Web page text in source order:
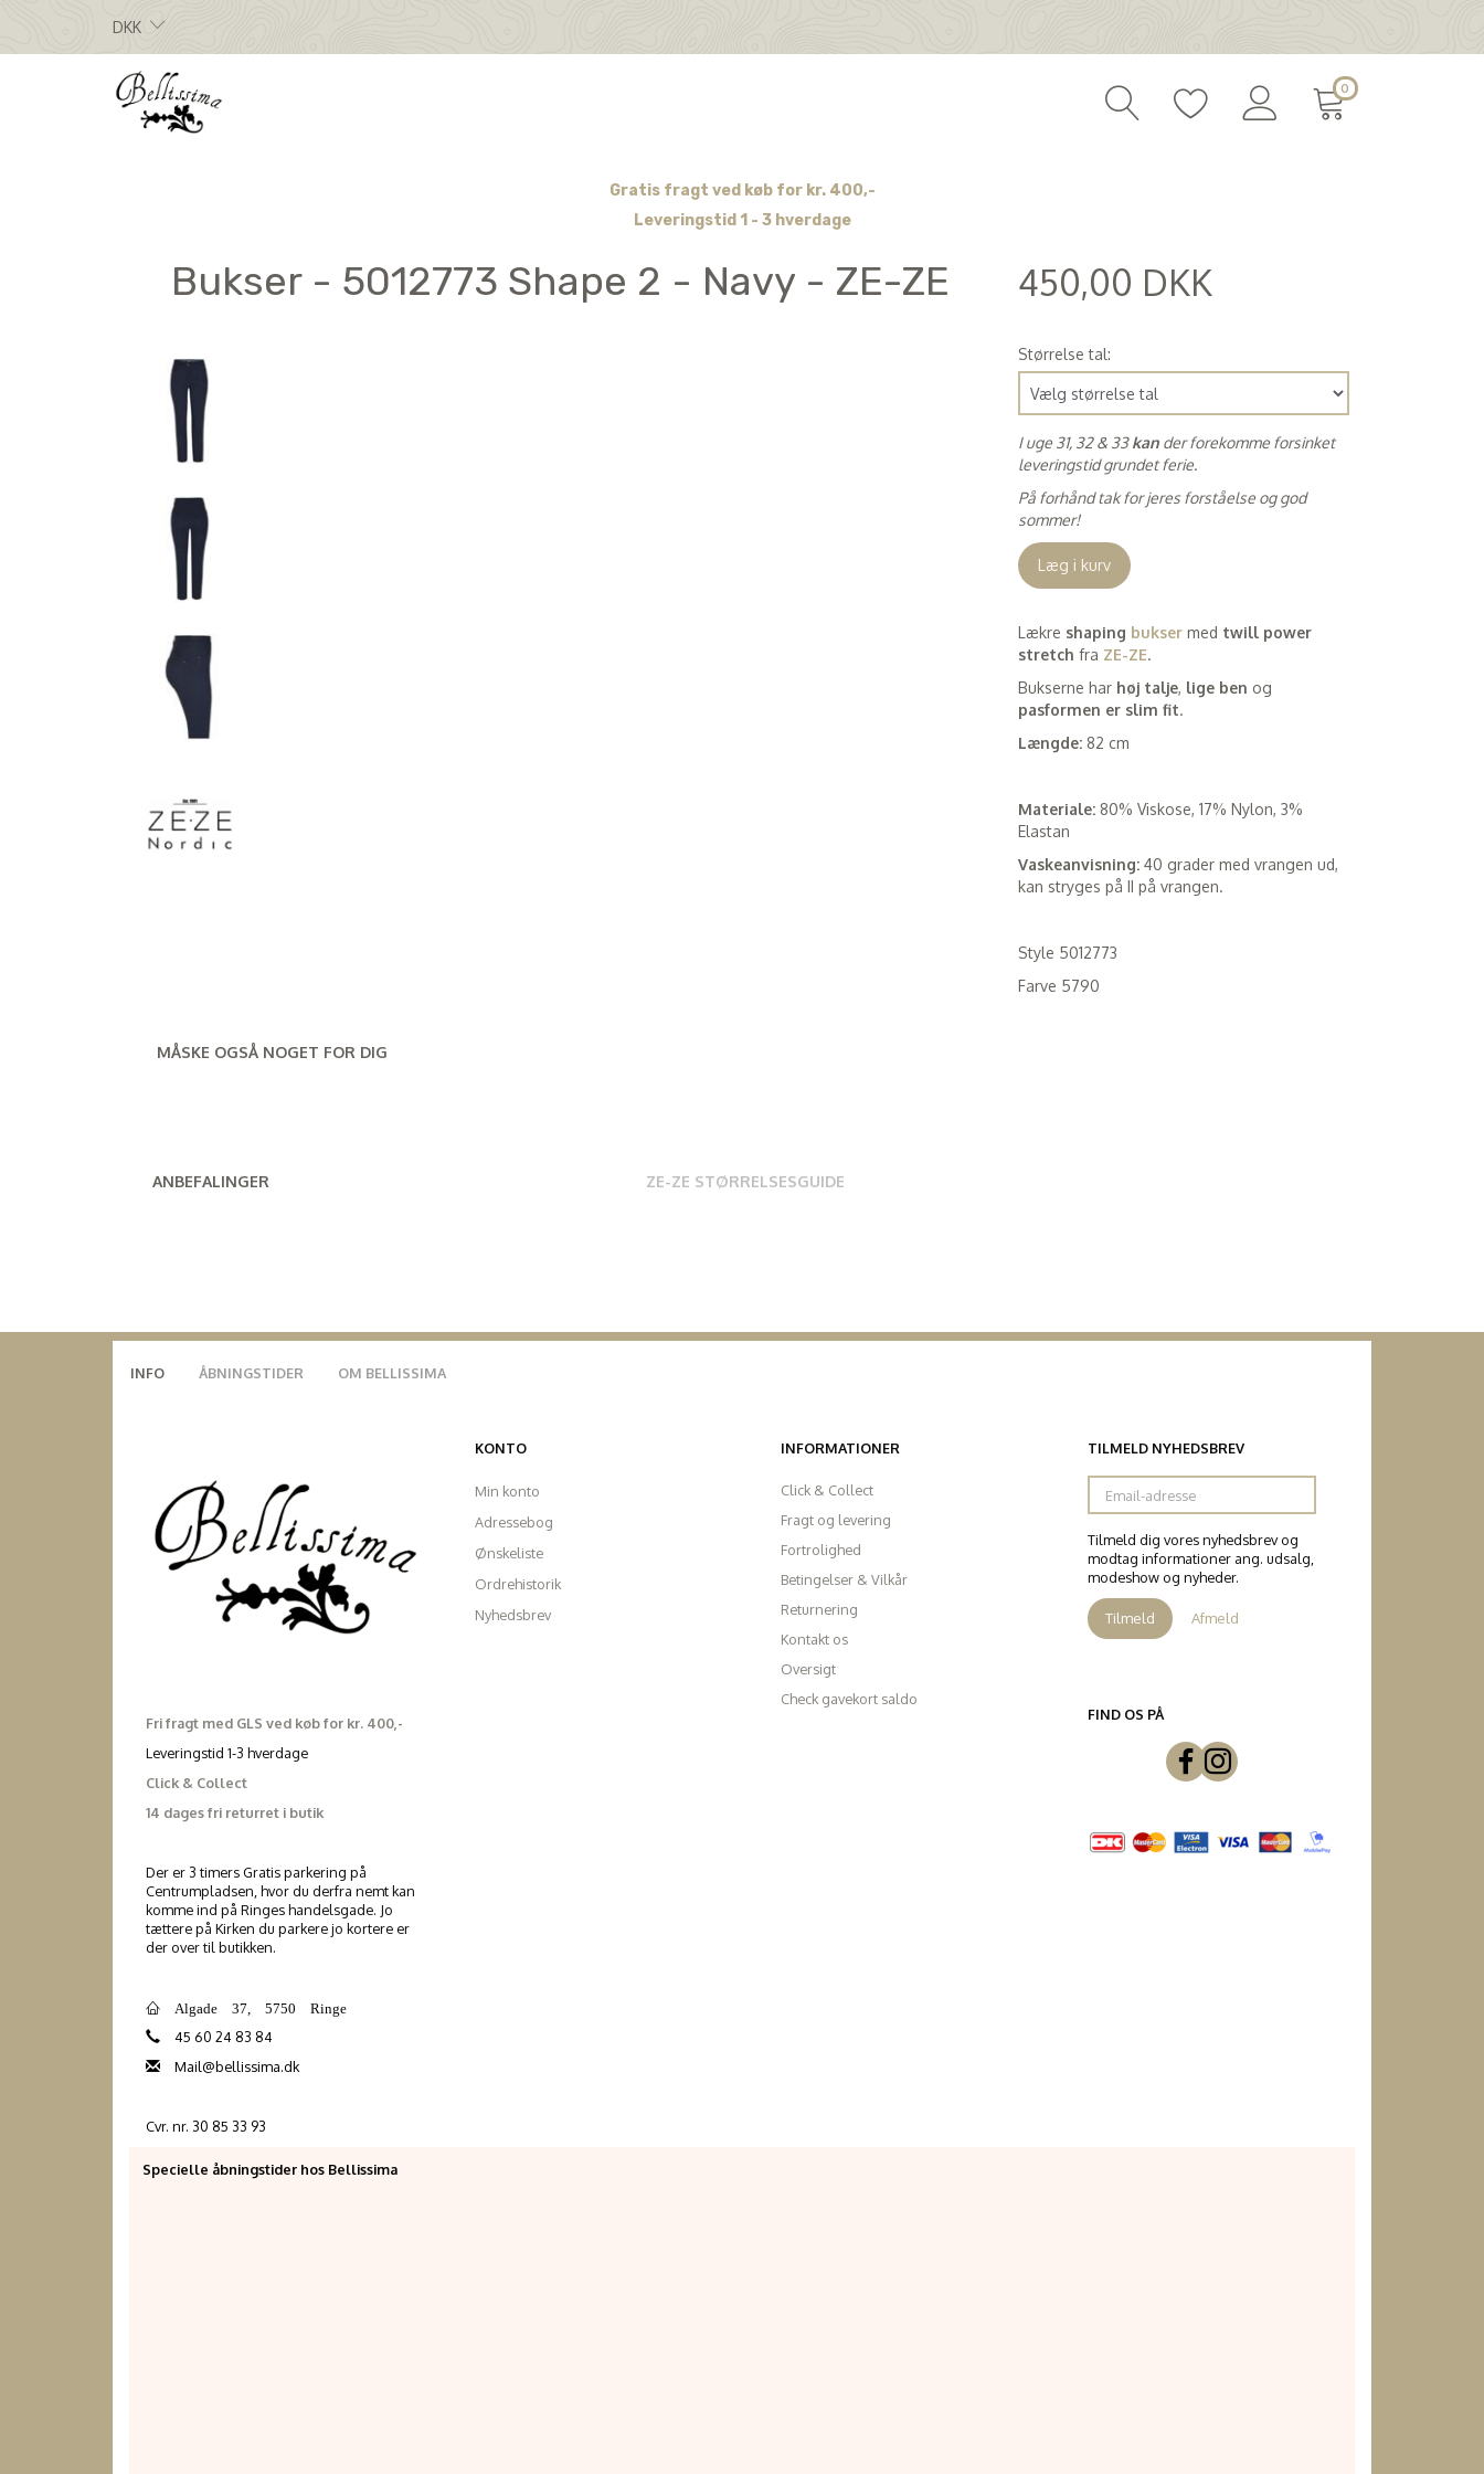
DKK
0
Gratis fragt ved køb for kr. 400,-
Leveringstid 1 - 3 hverdage
Bukser - 5012773 Shape 2 - Navy - ZE-ZE 450,00 DKK
Størrelse tal:
I uge 31, 32 & 33kan der forekomme forsinket
leveringstid grundet ferie.
På forhånd tak for jeres forståelse og god
sommer!
Læg i kurv
Lækre shaping bukser med twill power
stretch fra ZE-ZE.
Bukserne har høj talje, lige ben og
pasformen er slim fit.
Længde: 82 cm
Materiale: 80% Viskose, 17% Nylon, 3%
Elastan
Vaskeanvisning: 40 grader med vrangen ud,
kan stryges på II på vrangen.
Style 5012773
Farve 5790
MÅSKE OGSÅ NOGET FOR DIG
ANBEFALINGER ZE-ZE STØRRELSESGUIDE
INFO ÅBNINGSTIDER OM BELLISSIMA
Fri fragt med GLS ved køb for kr. 400,-
Leveringstid 1-3 hverdage
Click & Collect
14 dages fri returret i butik
Der er 3 timers Gratis parkering på
Centrumpladsen, hvor du derfra nemt kan
komme ind på Ringes handelsgade. Jo
tættere på Kirken du parkere jo kortere er
der over til butikken.
Algade 37, 5750 Ringe
45 60 24 83 84
Mail@bellissima.dk
Cvr. nr. 30 85 33 93
KONTO
Min konto
Adressebog
Ønskeliste
Ordrehistorik
Nyhedsbrev
INFORMATIONER
Click & Collect
Fragt og levering
Fortrolighed
Betingelser & Vilkår
Returnering
Kontakt os
Oversigt
Check gavekort saldo
TILMELD NYHEDSBREV
Email-
adresse
Tilmeld dig vores nyhedsbrev og
modtag informationer ang. udsalg,
modeshow og nyheder.
Tilmeld Afmeld
FIND OS PÅ
Specielle åbningstider hos Bellissima